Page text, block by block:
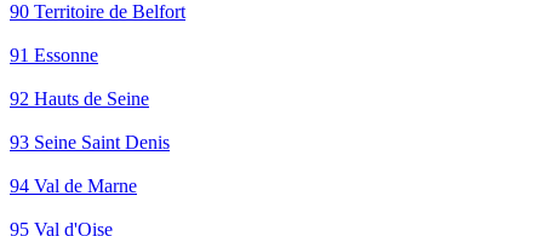
90 Territoire de Belfort
91 Essonne
92 Hauts de Seine
93 Seine Saint Denis
94 Val de Marne
95 Val d'Oise